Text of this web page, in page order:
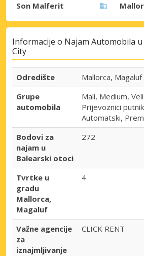
Son Malferit
Informacije o Najam Automobila
City
Odredište
Mallorca, Magaluf
Grupe
automobila
Mali, Medium,
Prijevoznici
Automatski,
Bodovi za
najam u
Balearski otoci
272
Tvrtke u
gradu
Mallorca,
Magaluf
4
Važne agencije
za
iznajmljivanje
CLICK RENT